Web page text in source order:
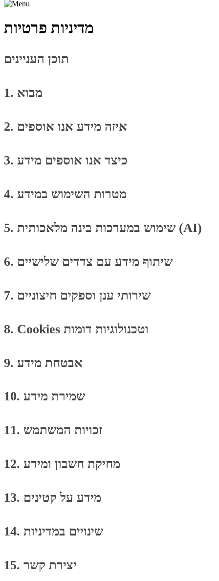
מדיניות פרטיות
תוכן העניינים
1. מבוא
2. איזה מידע אנו אוספים
3. כיצד אנו אוספים מידע
4. מטרות השימוש במידע
5. שימוש במערכות בינה מלאכותית (AI)
6. שיתוף מידע עם צדדים שלישיים
7. שירותי ענן וספקים חיצוניים
8. Cookies וטכנולוגיות דומות
9. אבטחת מידע
10. שמירת מידע
11. זכויות המשתמש
12. מחיקת חשבון ומידע
13. מידע על קטינים
14. שינויים במדיניות
15. יצירת קשר